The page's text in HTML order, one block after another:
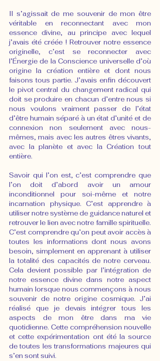
Il s’agissait de me souvenir de mon être
véritable en reconnectant avec mon
essence divine, au principe avec lequel
j’avais été créée ! Retrouver notre essence
originelle, c’est se reconnecter avec
l’Énergie de la Conscience universelle d’où
origine la création entière et dont nous
faisons tous partie. J’avais enfin découvert
le pivot central du changement radical qui
doit se produire en chacun d’entre nous si
nous voulons vraiment passer de l’état
d’être humain séparé à un état d’unité et de
connexion non seulement avec nous-
mêmes, mais avec les autres êtres vivants,
avec la planète et avec la Création tout
entière.
Savoir qui l’on est, c’est comprendre que
l’on doit d’abord avoir un amour
inconditionnel pour soi-même et notre
incarnation physique. C’est apprendre à
utiliser notre système de guidance naturel et
retrouver le lien avec notre famille spirituelle.
C’est comprendre qu’on peut avoir accès à
toutes les informations dont nous avons
besoin, simplement en apprenant à utiliser
la totalité des capacités de notre cerveau.
Cela devient possible par l’intégration de
notre essence divine dans notre aspect
humain lorsque nous commençons à nous
souvenir de notre origine cosmique. J’ai
réalisé que je devais intégrer tous les
aspects de mon être dans ma vie
quotidienne. Cette compréhension nouvelle
et cette expérimentation ont été la source
de toutes les transformations majeures qui
s’en sont suivi.